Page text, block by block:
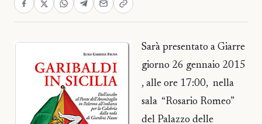
Sarà presentato a Giarre
giorno 26 gennaio 2015
, alle ore 17:00, nella
sala “Rosario Romeo”
del Palazzo delle